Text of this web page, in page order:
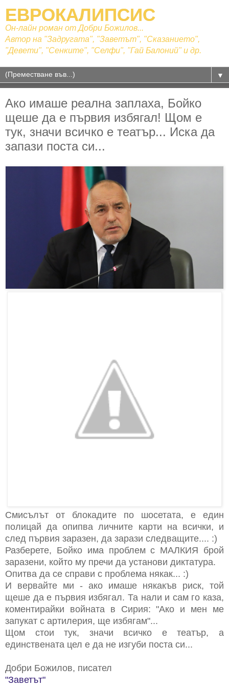
ЕВРОКАЛИПСИС
Он-лайн роман от Добри Божилов...
Автор на "Задругата", "Заветът", "Сказанието",
"Девети", "Сенките", "Селфи", "Гай Балоний" и др.
▼
Ако имаше реална заплаха, Бойко
щеше да е първия избягал! Щом е
тук, значи всичко е театър... Иска да
запази поста си...
Смисълът от блокадите по шосетата, е един
полицай да опипва личните карти на всички, и
след първия заразен, да зарази следващите.... :)
Разберете, Бойко има проблем с МАЛКИЯ брой
заразени, който му пречи да установи диктатура.
Опитва да се справи с проблема някак... :)
И вервайте ми - ако имаше някакъв риск, той
щеше да е първия избягал. Та нали и сам го каза,
коментирайки войната в Сирия: "Ако и мен ме
запукат с артилерия, ще избягам"...
Щом стои тук, значи всичко е театър, а
единствената цел е да не изгуби поста си...
Добри Божилов, писател
"Заветът"